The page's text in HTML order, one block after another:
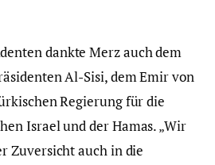
dankte Merz auch dem
Al-Sisi, dem Emir von
Regierung für die
Israel und der Hamas. „Wir
Zuversicht auch in die